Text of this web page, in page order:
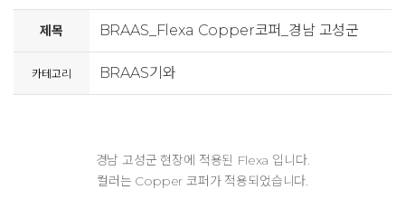
제목 BRAAS_Flexa Copper코퍼_경남 고성군
카테고리 BRAAS기와
경남 고성군 현장​​에 적용된 Flexa 입니다.
컬러는 Copper 코퍼가 적용되었습니다.